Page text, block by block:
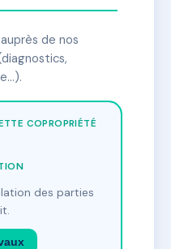
de nos
COPROPRIÉTÉ
des parties